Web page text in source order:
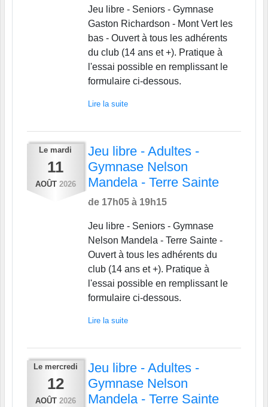
Jeu libre - Seniors - Gymnase
Gaston Richardson - Mont Vert les
bas - Ouvert à tous les adhérents
du club (14 ans et +). Pratique à
l'essai possible en remplissant le
formulaire ci-dessous.
Lire la suite
Le mardi
11
AOÛT 2026
Jeu libre - Adultes -
Gymnase Nelson
Mandela - Terre Sainte
de 17h05 à 19h15
Jeu libre - Seniors - Gymnase
Nelson Mandela - Terre Sainte -
Ouvert à tous les adhérents du
club (14 ans et +). Pratique à
l'essai possible en remplissant le
formulaire ci-dessous.
Lire la suite
Le mercredi
12
AOÛT 2026
Jeu libre - Adultes -
Gymnase Nelson
Mandela - Terre Sainte